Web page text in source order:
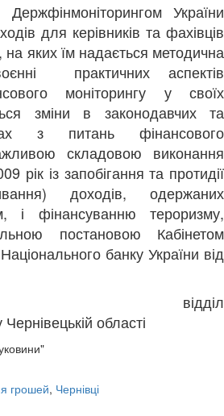
України
для керівників та фахівців
яких їм надається методична
практичних аспектів
моніторингу у своїх
зміни в законодавчих та
з питань фінансового
складовою виконання
рік із запобігання та протидії
доходів, одержаних
і фінансуванню тероризму,
постановою Кабінетом
Національного банку України від
відділ
Чернівецькій області
грошей, Чернівці